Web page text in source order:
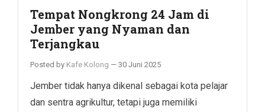
Tempat Nongkrong 24 Jam di
Jember yang Nyaman dan
Terjangkau
Posted by Kafe Kolong — 30 Juni 2025
Jember tidak hanya dikenal sebagai kota pelajar
dan sentra agrikultur, tetapi juga memiliki